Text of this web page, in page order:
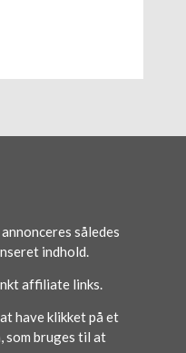
således
indhold.
affiliate links.
have klikket på et
som bruges til at